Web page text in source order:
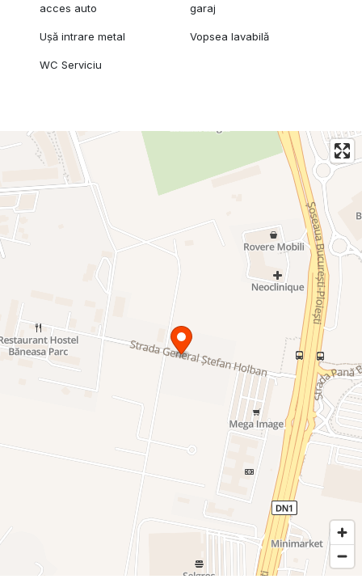
acces auto
garaj
Ușă intrare metal Vopsea lavabilă
WC Serviciu